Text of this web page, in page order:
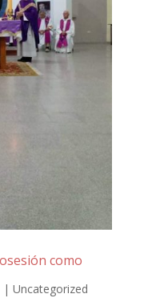
como
| Uncategorized